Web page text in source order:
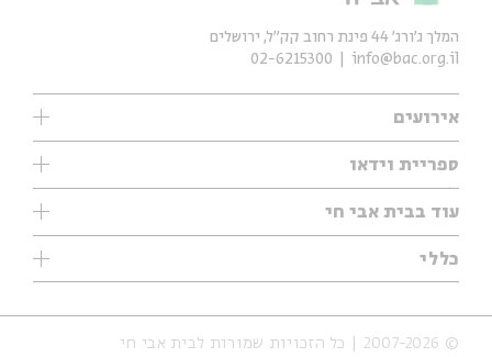
אירועים
עיון
אנגלית
נוער
סדרות
אירועי עבר
ספריית וידאו
ילדים
מוזיקה
עיון
מיוחדים
עוד בבית אבי חי
תערוכות
מיוחדים
כללי
אודות
הצהרת נגישות
המלך ג'ורג' 44 פינת רחוב קק״ל, ירושלים
info@bac.org.il
02-6215300
© 2007-2026 | כל הזכויות שמורות לבית אבי חי